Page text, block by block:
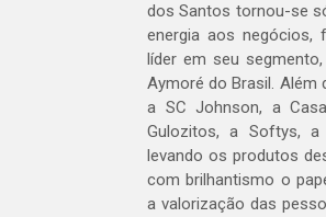
dos Santos tornou-se
energia aos negócios,
líder em seu
Aymoré do Brasil. Além
a SC Johnson, a
Gulozitos, a Softys,
levando os produtos
com brilhantismo o
a valorização das